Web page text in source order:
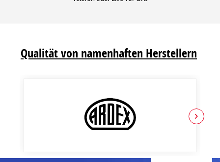
Qualität von namenhaften Herstellern